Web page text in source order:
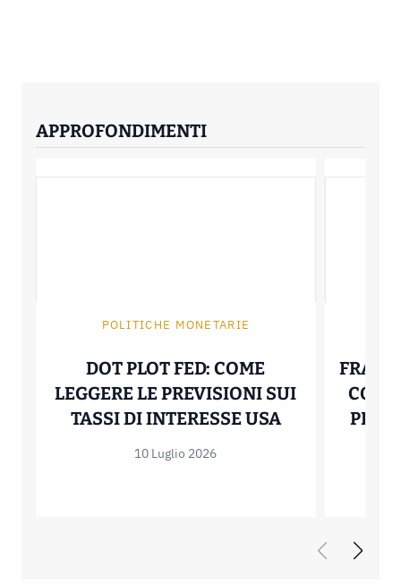
APPROFONDIMENTI
POLITICHE MONETARIE
DOT PLOT FED: COME
LEGGERE LE PREVISIONI SUI
TASSI DI INTERESSE USADOT PLOT
10 Luglio 2026
PER